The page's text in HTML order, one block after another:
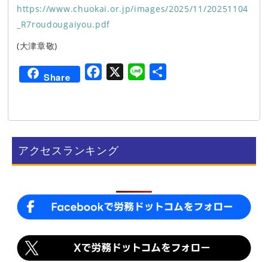
https://www.chuokai.or.jp/images/2025/11/20251104
_R7roudougaiyou.pdf
(大津章敬)
Share
e
b
o
e
アクセスランキング